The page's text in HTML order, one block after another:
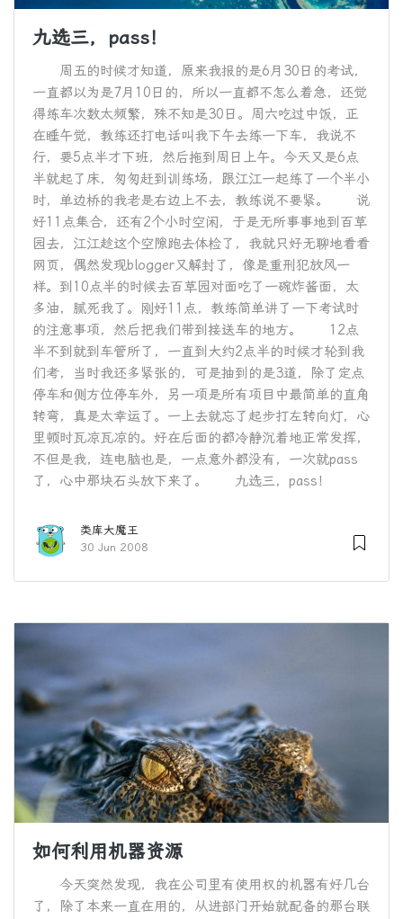
九选三，pass！
周五的时候才知道，原来我报的是6月30日的考试，
一直都以为是7月10日的，所以一直都不怎么着急，还觉
得练车次数太频繁，殊不知是30日。周六吃过中饭，正
在睡午觉，教练还打电话叫我下午去练一下车，我说不
行，要5点半才下班，然后拖到周日上午。今天又是6点
半就起了床，匆匆赶到训练场，跟江江一起练了一个半小
时，单边桥的我老是右边上不去，教练说不要紧。 说
好11点集合，还有2个小时空闲，于是无所事事地到百草
园去，江江趁这个空隙跑去体检了，我就只好无聊地看看
网页，偶然发现blogger又解封了，像是重刑犯放风一
样。到10点半的时候去百草园对面吃了一碗炸酱面，太
多油，腻死我了。刚好11点，教练简单讲了一下考试时
的注意事项，然后把我们带到接送车的地方。 12点
半不到就到车管所了，一直到大约2点半的时候才轮到我
们考，当时我还多紧张的，可是抽到的是3道，除了定点
停车和侧方位停车外，另一项是所有项目中最简单的直角
转弯，真是太幸运了。一上去就忘了起步打左转向灯，心
里顿时瓦凉瓦凉的。好在后面的都冷静沉着地正常发挥，
不但是我，连电脑也是，一点意外都没有，一次就pass
了，心中那块石头放下来了。 九选三，pass！
类库大魔王
30 Jun 2008
如何利用机器资源
今天突然发现，我在公司里有使用权的机器有好几台
了，除了本来一直在用的，从进部门开始就配备的那台联